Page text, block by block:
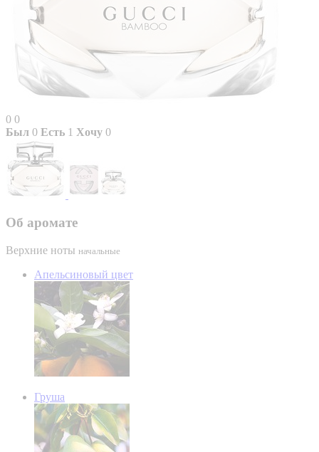
0 0
Был 0 Есть 1 Хочу 0
Об аромате
Верхние ноты начальные
Апельсиновый цвет
Груша